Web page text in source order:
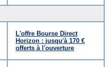
L'offre Bourse Direct
Horizon : jusqu'à 170 €
offerts à l'ouverture